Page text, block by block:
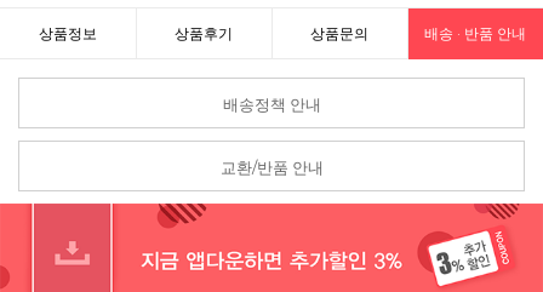
상품정보 상품후기 상품문의 배송 · 반품 안내
배송정책 안내
교환/반품 안내